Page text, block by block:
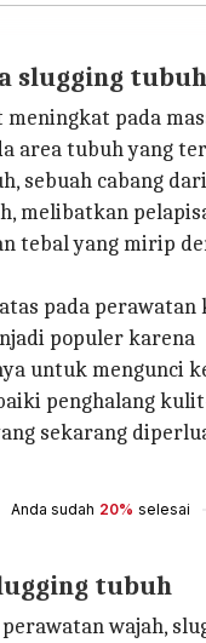
slugging tubuh
pada
area tubuh yang
sebuah cabang
melibatkan
tebal yang mirip
pada perawatan
populer karena
untuk mengunci
penghalang
sekarang
Anda sudah 20% selesai
tubuh
wajah,